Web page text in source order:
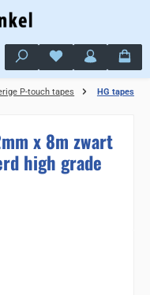
Je hebt 0 items op
P-touch tapes HG tapes
x 8m zwart
high grade